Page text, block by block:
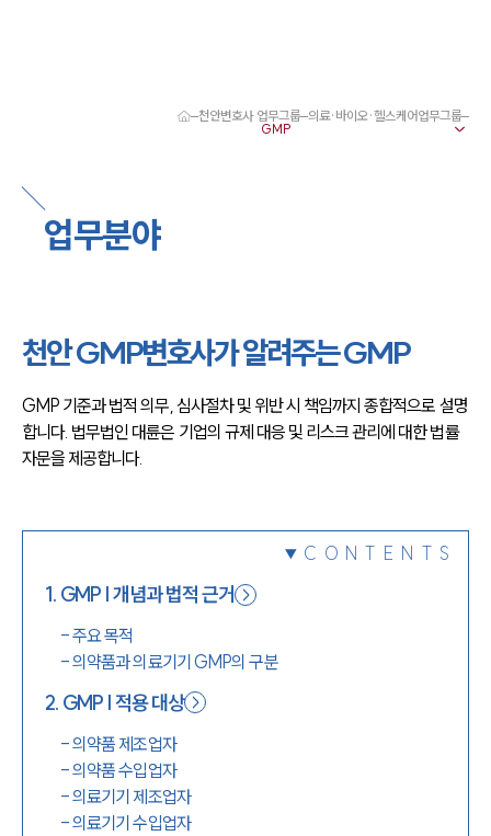
천안형사전문변호사
천안이혼전문변호사
천안학교폭력변호사
천안 분사무소 오시는 길
천안변호사상담 상담접수
채용정보
1800-7905
천안변호사 업무그룹 의료·바이오·헬스케어업무그룹
업무분야
천안 GMP변호사가 알려주는 GMP
GMP 기준과 법적 의무, 심사절차 및 위반 시 책임까지 종합적으로 설명
합니다. 법무법인 대륜은 기업의 규제 대응 및 리스크 관리에 대한 법률
자문을 제공합니다.
CONTENTS
1. GMP | 개념과 법적 근거
-주요 목적
-의약품과 의료기기 GMP의 구분
2. GMP | 적용 대상
-의약품 제조업자
-의약품 수입업자
-의료기기 제조업자
-의료기기 수입업자